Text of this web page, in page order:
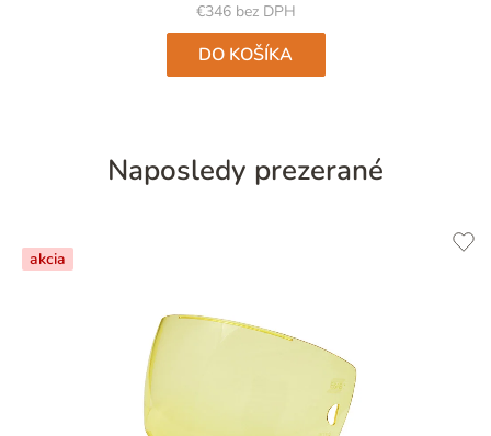
€346 bez DPH
DO KOŠÍKA
Naposledy prezerané
akcia